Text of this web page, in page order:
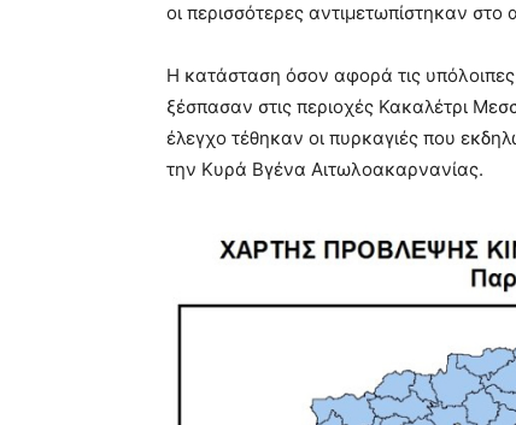
οι περισσότερες αντιμετωπίστηκαν
Η κατάσταση όσον αφορά τις υπόλοιπες
ξέσπασαν στις περιοχές Κακαλέτρι
έλεγχο τέθηκαν οι πυρκαγιές που
την Κυρά Βγένα Αιτωλοακαρνανίας.